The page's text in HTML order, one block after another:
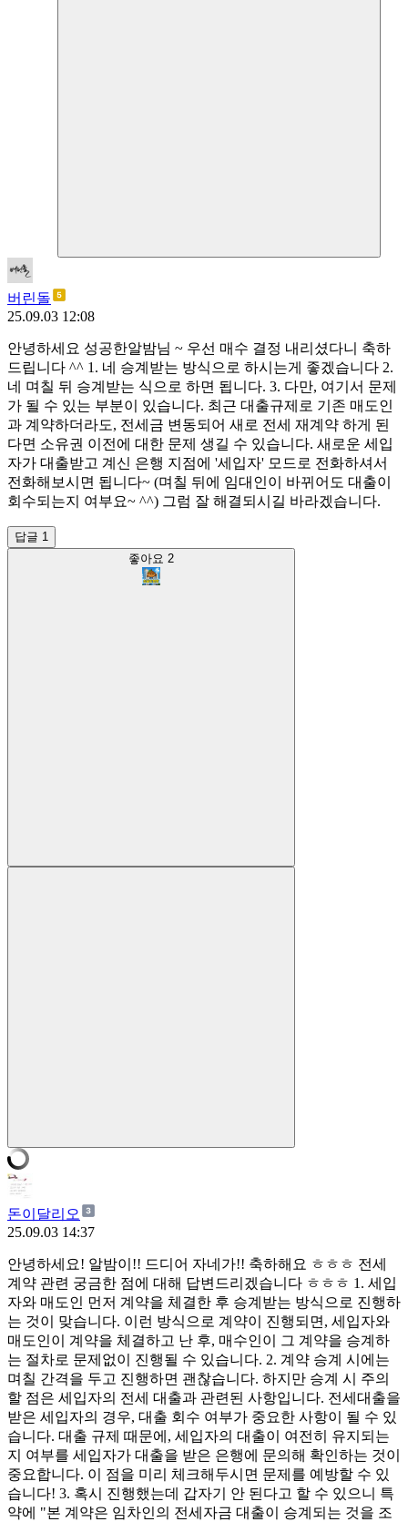
버린돌
25.09.03 12:08
안녕하세요 성공한알밤님 ~ 우선 매수 결정 내리셨다니 축하
드립니다 ^^ 1. 네 승계받는 방식으로 하시는게 좋겠습니다 2.
네 며칠 뒤 승계받는 식으로 하면 됩니다. 3. 다만, 여기서 문제
가 될 수 있는 부분이 있습니다. 최근 대출규제로 기존 매도인
과 계약하더라도, 전세금 변동되어 새로 전세 재계약 하게 된
다면 소유권 이전에 대한 문제 생길 수 있습니다. 새로운 세입
자가 대출받고 계신 은행 지점에 '세입자' 모드로 전화하셔서
전화해보시면 됩니다~ (며칠 뒤에 임대인이 바뀌어도 대출이
회수되는지 여부요~ ^^) 그럼 잘 해결되시길 바라겠습니다.
답글 1
좋아요 2
돈이달리오
25.09.03 14:37
안녕하세요! 알밤이!! 드디어 자네가!! 축하해요 ㅎㅎㅎ 전세
계약 관련 궁금한 점에 대해 답변드리겠습니다 ㅎㅎㅎ 1. 세입
자와 매도인 먼저 계약을 체결한 후 승계받는 방식으로 진행하
는 것이 맞습니다. 이런 방식으로 계약이 진행되면, 세입자와
매도인이 계약을 체결하고 난 후, 매수인이 그 계약을 승계하
는 절차로 문제없이 진행될 수 있습니다. 2. 계약 승계 시에는
며칠 간격을 두고 진행하면 괜찮습니다. 하지만 승계 시 주의
할 점은 세입자의 전세 대출과 관련된 사항입니다. 전세대출을
받은 세입자의 경우, 대출 회수 여부가 중요한 사항이 될 수 있
습니다. 대출 규제 때문에, 세입자의 대출이 여전히 유지되는
지 여부를 세입자가 대출을 받은 은행에 문의해 확인하는 것이
중요합니다. 이 점을 미리 체크해두시면 문제를 예방할 수 있
습니다! 3. 혹시 진행했는데 갑자기 안 된다고 할 수 있으니 특
약에 "본 계약은 임차인의 전세자금 대출이 승계되는 것을 조